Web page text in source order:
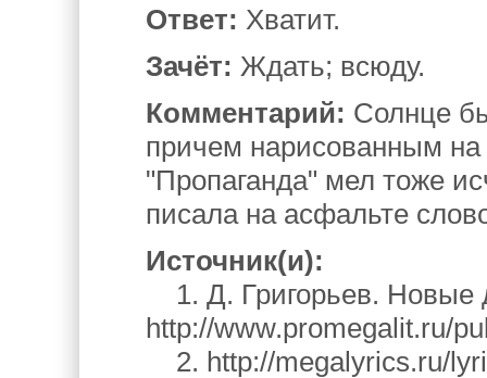
Ответ: Хватит.
Зачёт: Ждать; всюду.
Комментарий: Солнце
причем нарисованным
"Пропаганда" мел тоже
писала на асфальте
Источник(и):
1. Д. Григорьев. Новые
http://www.promegalit.ru/
2. http://megalyrics.ru/